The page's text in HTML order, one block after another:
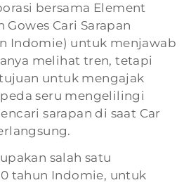
bersama Element
Cari Sarapan
Indomie) untuk menjawab
melihat tren, tetapi
untuk mengajak
seru mengelilingi
sarapan di saat Car
salah satu
tahun Indomie, untuk